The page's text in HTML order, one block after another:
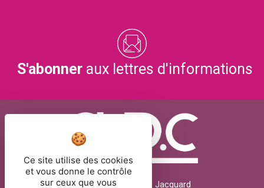
S'abonner aux lettres d'informations
26 rue Joseph Marie Jacquard
Ce site utilise des cookies
et vous donne le contrôle
sur ceux que vous